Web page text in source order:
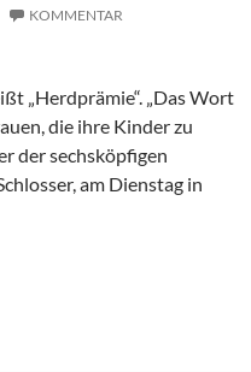
KOMMENTAR
„Herdprämie“. „Das Wort
die ihre Kinder zu
der sechsköpfigen
am Dienstag in